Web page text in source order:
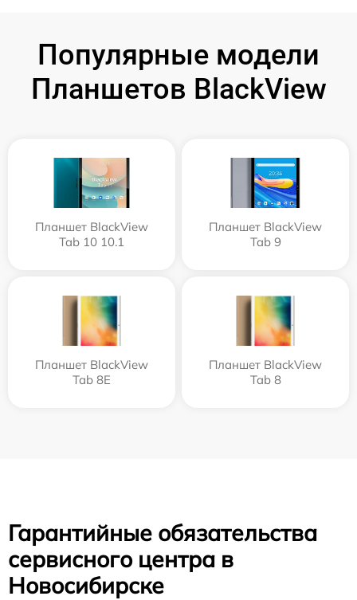
Популярные модели
Планшетов BlackView
Планшет BlackView
Tab 10 10.1
Планшет BlackView
Tab 9
Планшет BlackView
Tab 8E
Планшет BlackView
Tab 8
Гарантийные обязательства
сервисного центра в
Новосибирске